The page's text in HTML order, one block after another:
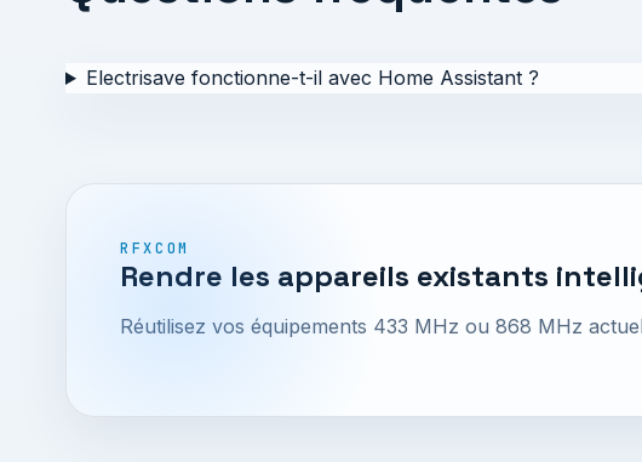
Electrisave fonctionne-t-il avec Home Assistant ?
RFXCOM
Rendre les appareils existants
Réutilisez vos équipements 433 MHz ou 868 MHz